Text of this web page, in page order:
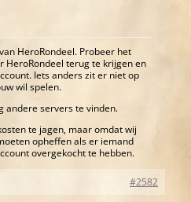
HeroRondeel. Probeer het
HeroRondeel terug te krijgen en
Iets anders zit er niet op
wil spelen.
andere servers te vinden.
te jagen, maar omdat wij
opheffen als er iemand
overgekocht te hebben.
#2582